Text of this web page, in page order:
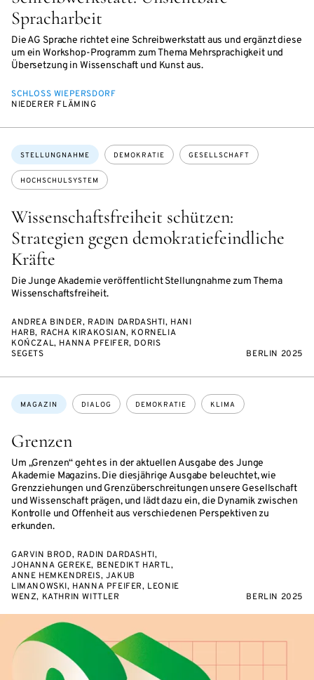
Spracharbeit
Die AG Sprache richtet eine Schreibwerkstatt aus und ergänzt diese
um ein Workshop-Programm zum Thema Mehrsprachigkeit und
Übersetzung in Wissenschaft und Kunst aus.
SCHLOSS WIEPERSDORF
NIEDERER FLÄMING
Wissenschaftsfreiheit schützen:
Strategien gegen demokratiefeindliche
Kräfte
Die Junge Akademie veröffentlicht Stellungnahme zum Thema
Wissenschaftsfreiheit.
Themen:
STELLUNGNAHME DEMOKRATIE GESELLSCHAFT
HOCHSCHULSYSTEM
ANDREA BINDER, RADIN DARDASHTI, HANI
HARB, RACHA KIRAKOSIAN, KORNELIA
KOŃCZAL, HANNA PFEIFER, DORIS
SEGETS
BERLIN 2025
Grenzen
Um „Grenzen“ geht es in der aktuellen Ausgabe des Junge
Akademie Magazins. Die diesjährige Ausgabe beleuchtet, wie
Grenzziehungen und Grenzüberschreitungen unsere Gesellschaft
und Wissenschaft prägen, und lädt dazu ein, die Dynamik zwischen
Kontrolle und Offenheit aus verschiedenen Perspektiven zu
erkunden.
Themen:
MAGAZIN DIALOG DEMOKRATIE KLIMA
GARVIN BROD, RADIN DARDASHTI,
JOHANNA GEREKE, BENEDIKT HARTL,
ANNE HEMKENDREIS, JAKUB
LIMANOWSKI, HANNA PFEIFER, LEONIE
WENZ, KATHRIN WITTLER
BERLIN 2025